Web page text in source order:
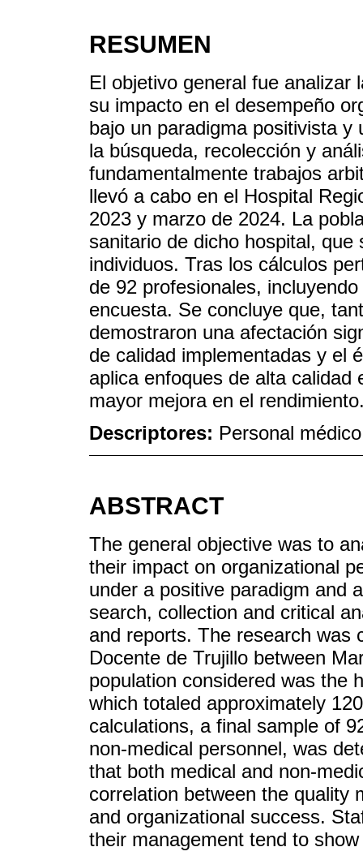
RESUMEN
El objetivo general fue analizar
su impacto en el desempeño
bajo un paradigma positivista
la búsqueda, recolección y
fundamentalmente trabajos
llevó a cabo en el Hospital
2023 y marzo de 2024. La
sanitario de dicho hospital,
individuos. Tras los cálculos
de 92 profesionales,
encuesta. Se concluye que,
demostraron una afectación
de calidad implementadas y el
aplica enfoques de alta
mayor mejora en el
Descriptores: Personal
ABSTRACT
The general objective was to
their impact on organizational
under a positive paradigm and
search, collection and critical
and reports. The research was
Docente de Trujillo between
population considered was the
which totaled approximately
calculations, a final sample of
non-medical personnel, was
that both medical and non-
correlation between the quality
and organizational success.
their management tend to